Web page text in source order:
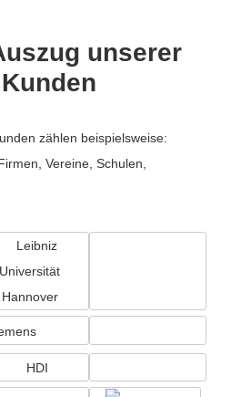
unserer
zählen beispielsweise:
Vereine, Schulen,